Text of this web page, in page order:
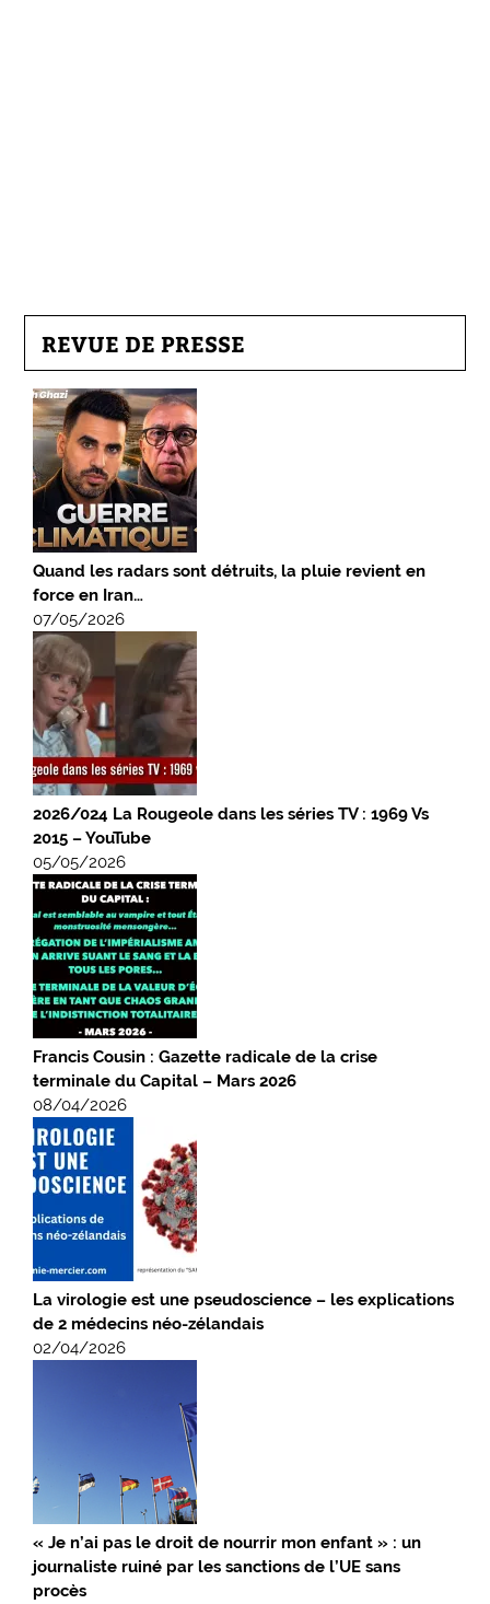
REVUE DE PRESSE
Quand les radars sont détruits, la pluie revient en
force en Iran…
07/05/2026
2026/024 La Rougeole dans les séries TV : 1969 Vs
2015 – YouTube
05/05/2026
Francis Cousin : Gazette radicale de la crise
terminale du Capital – Mars 2026
08/04/2026
La virologie est une pseudoscience – les explications
de 2 médecins néo-zélandais
02/04/2026
« Je n’ai pas le droit de nourrir mon enfant » : un
journaliste ruiné par les sanctions de l’UE sans
procès